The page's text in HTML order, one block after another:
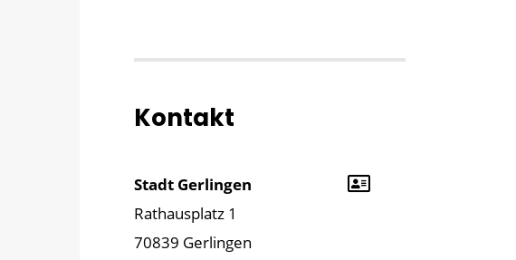
Kontakt
Stadt Gerlingen
Rathausplatz 1
70839 Gerlingen